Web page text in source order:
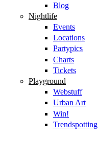
Blog
Nightlife
Events
Locations
Partypics
Charts
Tickets
Playground
Webstuff
Urban Art
Win!
Trendspotting